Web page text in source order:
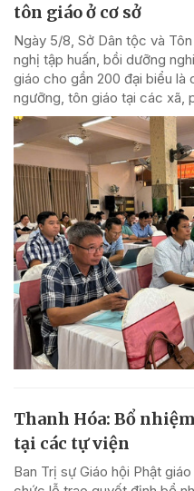
tôn giáo ở cơ sở
Ngày 5/8, Sở Dân tộc và
nghị tập huấn, bồi dưỡng
giáo cho gần 200 đại biểu
ngưỡng, tôn giáo tại các xã,
Thanh Hóa: Bổ
tại các tự viện
Ban Trị sự Giáo hội Phật